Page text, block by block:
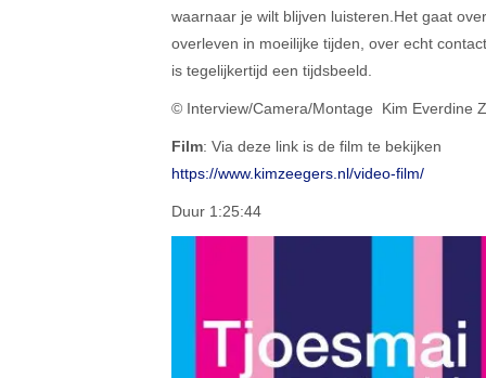
waarnaar je wilt blijven luisteren. Het gaat
overleven in moeilijke tijden, over echt
is tegelijkertijd een tijdsbeeld.
© Interview/Camera/Montage Kim Everdine
Film: Via deze link is de film te bekijken
https://www.kimzeegers.nl/video-film/
Duur 1:25:44